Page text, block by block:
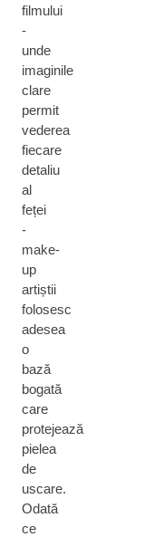
filmului
-
unde
imaginile
clare
permit
vederea
fiecare
detaliu
al
feței
-
make-
up
artiștii
folosesc
adesea
o
bază
bogată
care
protejează
pielea
de
uscare.
Odată
ce